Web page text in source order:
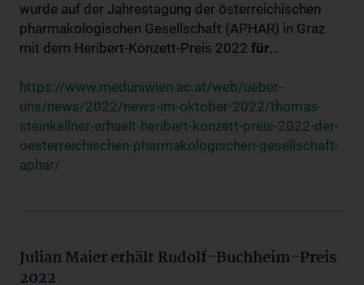
wurde auf der Jahrestagung der österreichischen
pharmakologischen Gesellschaft (APHAR) in Graz
mit dem Heribert-Konzett-Preis 2022 für...
https://www.meduniwien.ac.at/web/ueber-
uns/news/2022/news-im-oktober-2022/thomas-
steinkellner-erhaelt-heribert-konzett-preis-2022-der-
oesterreichischen-pharmakologischen-gesellschaft-
aphar/
Julian Maier erhält Rudolf-Buchheim-Preis
2022